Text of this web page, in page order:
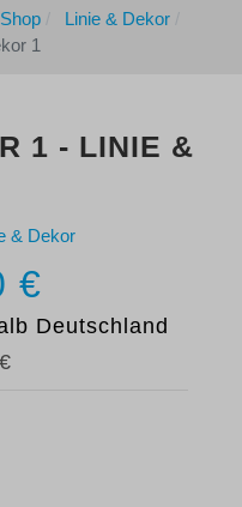
Linie & Dekor
1
1 - LINIE &
€
Deutschland